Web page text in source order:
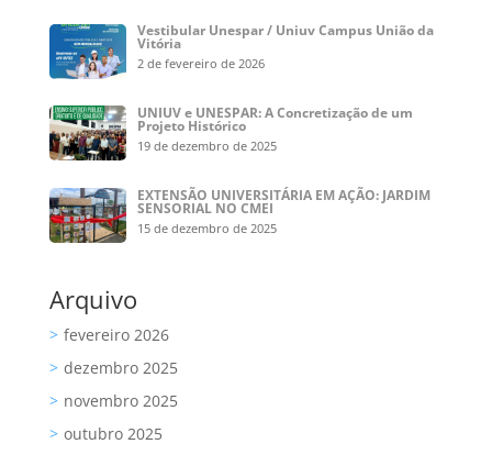
Vestibular Unespar / Uniuv Campus União da
Vitória
2 de fevereiro de 2026
UNIUV e UNESPAR: A Concretização de um
Projeto Histórico
19 de dezembro de 2025
EXTENSÃO UNIVERSITÁRIA EM AÇÃO: JARDIM
SENSORIAL NO CMEI
15 de dezembro de 2025
Arquivo
fevereiro 2026
dezembro 2025
novembro 2025
outubro 2025